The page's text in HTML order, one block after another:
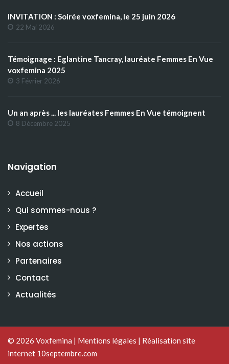
INVITATION : Soirée voxfemina, le 25 juin 2026
22 Mai 2026
Témoignage : Eglantine Tancray, lauréate Femmes En Vue
voxfemina 2025
3 Février 2026
Un an après ... les lauréates Femmes En Vue témoignent
8 Décembre 2025
Navigation
Accueil
Qui sommes-nous ?
Expertes
Nos actions
Partenaires
Contact
Actualités
© 2026 Voxfemina | Mentions légales | Réalisation site
internet 10septembre.com